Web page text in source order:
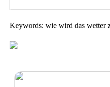
Keywords: wie wird das wetter